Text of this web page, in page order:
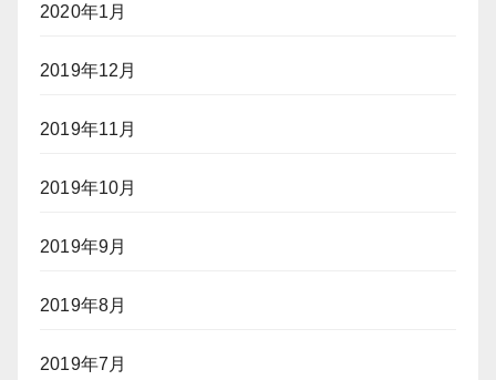
2020年1月
2019年12月
2019年11月
2019年10月
2019年9月
2019年8月
2019年7月